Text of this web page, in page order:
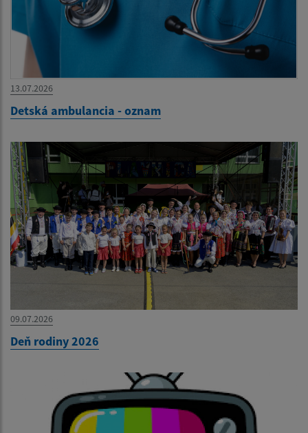
13.07.2026
Detská ambulancia - oznam
09.07.2026
Deň rodiny 2026